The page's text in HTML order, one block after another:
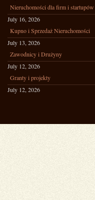
Nieruchomości dla firm i startupów
July 16, 2026
Kupno i Sprzedaż Nieruchomości
July 13, 2026
Zawodnicy i Drużyny
July 12, 2026
Granty i projekty
July 12, 2026